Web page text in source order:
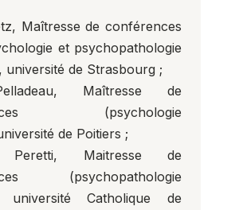
Maîtresse de conférences
et psychopathologie
université de Strasbourg ;
Maîtresse de
(psychologie
de Poitiers ;
Peretti, Maitresse de
(psychopathologie
université Catholique de